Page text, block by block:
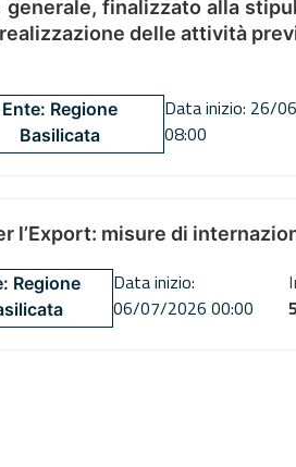
finalizzato alla
delle attività
Ente: Regione
Basilicata
Data inizio: 26/
08:00
l’Export: misure di
Regione
Data inizio:
06/07/2026 00:00